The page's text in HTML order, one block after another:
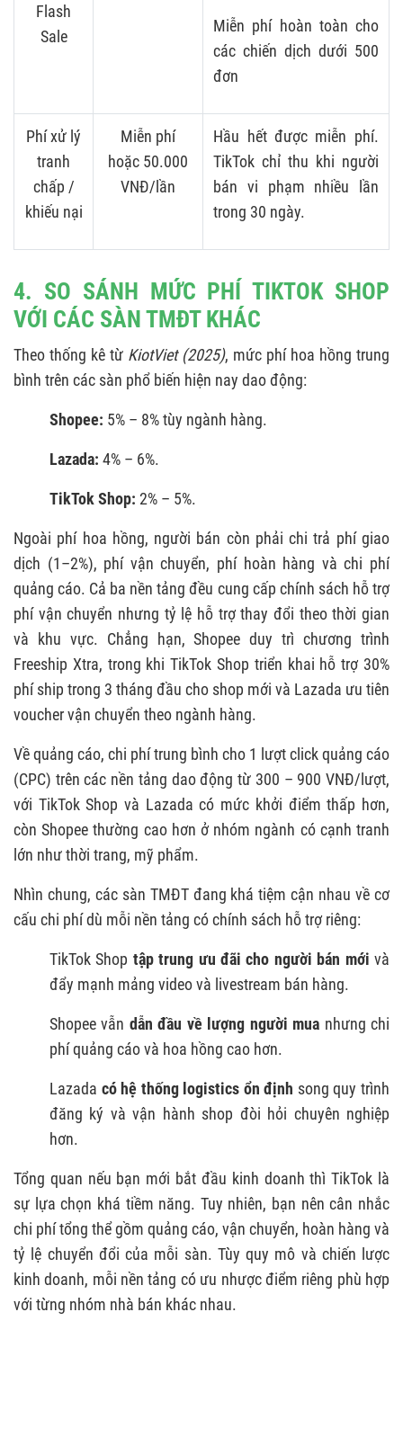
Flash
Sale
Miễn phí hoàn toàn cho
các chiến dịch dưới 500
đơn
Phí xử lý
tranh
chấp /
khiếu nại
Miễn phí
hoặc 50.000
VNĐ/lần
Hầu hết được miễn phí.
TikTok chỉ thu khi người
bán vi phạm nhiều lần
trong 30 ngày.
4. SO SÁNH MỨC PHÍ TIKTOK SHOP
VỚI CÁC SÀN TMĐT KHÁC
Theo thống kê từ KiotViet (2025), mức phí hoa hồng trung
bình trên các sàn phổ biến hiện nay dao động:
Shopee: 5% – 8% tùy ngành hàng.
Lazada: 4% – 6%.
TikTok Shop: 2% – 5%.
Ngoài phí hoa hồng, người bán còn phải chi trả phí giao
dịch (1–2%), phí vận chuyển, phí hoàn hàng và chi phí
quảng cáo. Cả ba nền tảng đều cung cấp chính sách hỗ trợ
phí vận chuyển nhưng tỷ lệ hỗ trợ thay đổi theo thời gian
và khu vực. Chẳng hạn, Shopee duy trì chương trình
Freeship Xtra, trong khi TikTok Shop triển khai hỗ trợ 30%
phí ship trong 3 tháng đầu cho shop mới và Lazada ưu tiên
voucher vận chuyển theo ngành hàng.
Về quảng cáo, chi phí trung bình cho 1 lượt click quảng cáo
(CPC) trên các nền tảng dao động từ 300 – 900 VNĐ/lượt,
với TikTok Shop và Lazada có mức khởi điểm thấp hơn,
còn Shopee thường cao hơn ở nhóm ngành có cạnh tranh
lớn như thời trang, mỹ phẩm.
Nhìn chung, các sàn TMĐT đang khá tiệm cận nhau về cơ
cấu chi phí dù mỗi nền tảng có chính sách hỗ trợ riêng:
TikTok Shop tập trung ưu đãi cho người bán mới và
đẩy mạnh mảng video và livestream bán hàng.
Shopee vẫn dẫn đầu về lượng người mua nhưng chi
phí quảng cáo và hoa hồng cao hơn.
Lazada có hệ thống logistics ổn định song quy trình
đăng ký và vận hành shop đòi hỏi chuyên nghiệp
hơn.
Tổng quan nếu bạn mới bắt đầu kinh doanh thì TikTok là
sự lựa chọn khá tiềm năng. Tuy nhiên, bạn nên cân nhắc
chi phí tổng thể gồm quảng cáo, vận chuyển, hoàn hàng và
tỷ lệ chuyển đổi của mỗi sàn. Tùy quy mô và chiến lược
kinh doanh, mỗi nền tảng có ưu nhược điểm riêng phù hợp
với từng nhóm nhà bán khác nhau.